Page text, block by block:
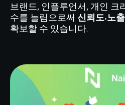
브랜드, 인플루언서, 개인 크
수를 늘림으로써 신뢰도·노
확보할 수 있습니다.